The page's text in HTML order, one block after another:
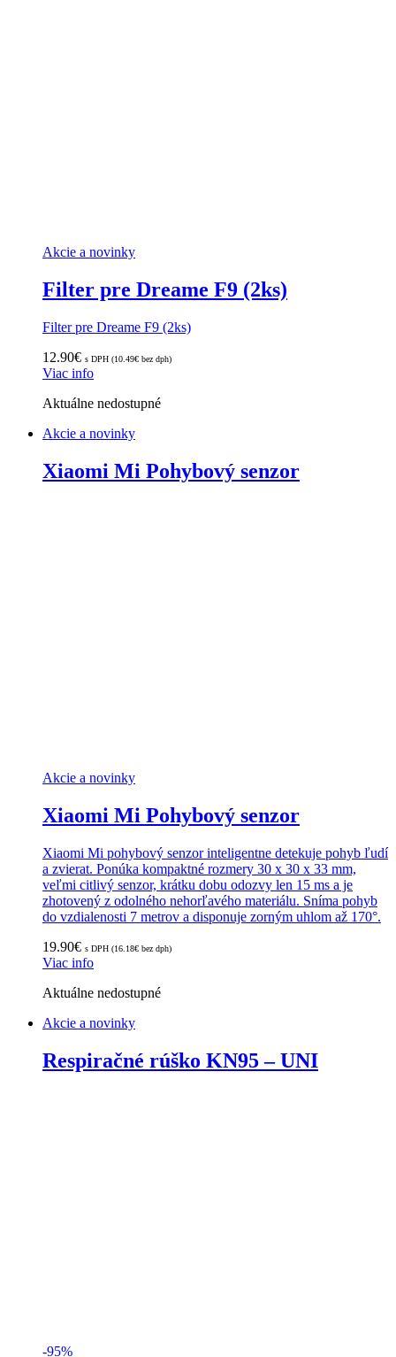
Akcie a novinky
Filter pre Dreame F9 (2ks)
Filter pre Dreame F9 (2ks)
12.90€ s DPH (10.49€ bez dph)
Viac info
Aktuálne nedostupné
Akcie a novinky
Xiaomi Mi Pohybový senzor
Akcie a novinky
Xiaomi Mi Pohybový senzor
Xiaomi Mi pohybový senzor inteligentne detekuje pohyb ľudí
a zvierat. Ponúka kompaktné rozmery 30 x 30 x 33 mm,
veľmi citlivý senzor, krátku dobu odozvy len 15 ms a je
zhotovený z odolného nehorľavého materiálu. Sníma pohyb
do vzdialenosti 7 metrov a disponuje zorným uhlom až 170°.
19.90€ s DPH (16.18€ bez dph)
Viac info
Aktuálne nedostupné
Akcie a novinky
Respiračné rúško KN95 – UNI
-95%